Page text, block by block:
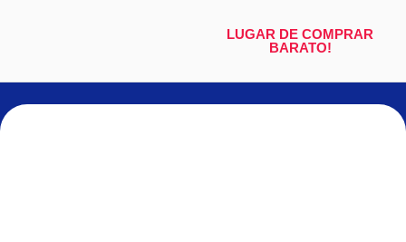
LUGAR DE COMPRAR
BARATO!